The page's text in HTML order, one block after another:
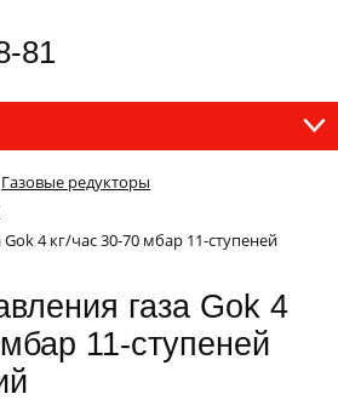
81
Газовые редукторы
Gok 4 кг/час 30-70 мбар 11-cтупеней
газа Gok 4
11-cтупеней